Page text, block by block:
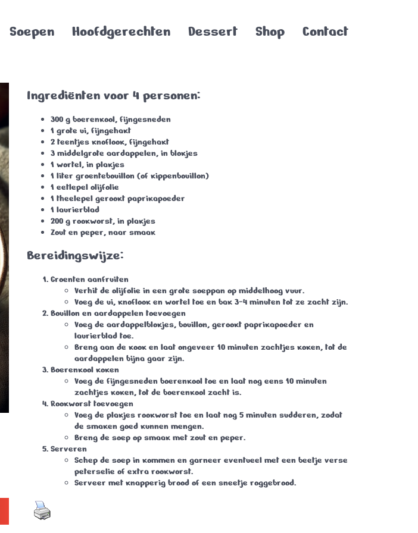
Soepen Hoofdgerechten Dessert Shop Contact
Ingrediënten voor 4 personen:
300 g boerenkool, fijngesneden
1 grote ui, fijngehakt
2 teentjes knoflook, fijngehakt
3 middelgrote aardappelen, in blokjes
1 wortel, in plakjes
1 liter groentebouillon (of kippenbouillon)
1 eetlepel olijfolie
1 theelepel gerookt paprikapoeder
1 laurierblad
200 g rookworst, in plakjes
Zout en peper, naar smaak
Bereidingswijze:
Groenten aanfruiten
Verhit de olijfolie in een grote soeppan op middelhoog vuur.
Voeg de ui, knoflook en wortel toe en bak 3-4 minuten tot ze zacht zijn.
Bouillon en aardappelen toevoegen
Voeg de aardappelblokjes, bouillon, gerookt paprikapoeder en
laurierblad toe.
Breng aan de kook en laat ongeveer 10 minuten zachtjes koken, tot de
aardappelen bijna gaar zijn.
Boerenkool koken
Voeg de fijngesneden boerenkool toe en laat nog eens 10 minuten
zachtjes koken, tot de boerenkool zacht is.
Rookworst toevoegen
Voeg de plakjes rookworst toe en laat nog 5 minuten sudderen, zodat
de smaken goed kunnen mengen.
Breng de soep op smaak met zout en peper.
Serveren
Schep de soep in kommen en garneer eventueel met een beetje verse
peterselie of extra rookworst.
Serveer met knapperig brood of een sneetje roggebrood.